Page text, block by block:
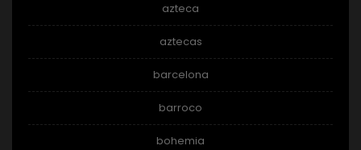
azteca
aztecas
barcelona
barroco
bohemia